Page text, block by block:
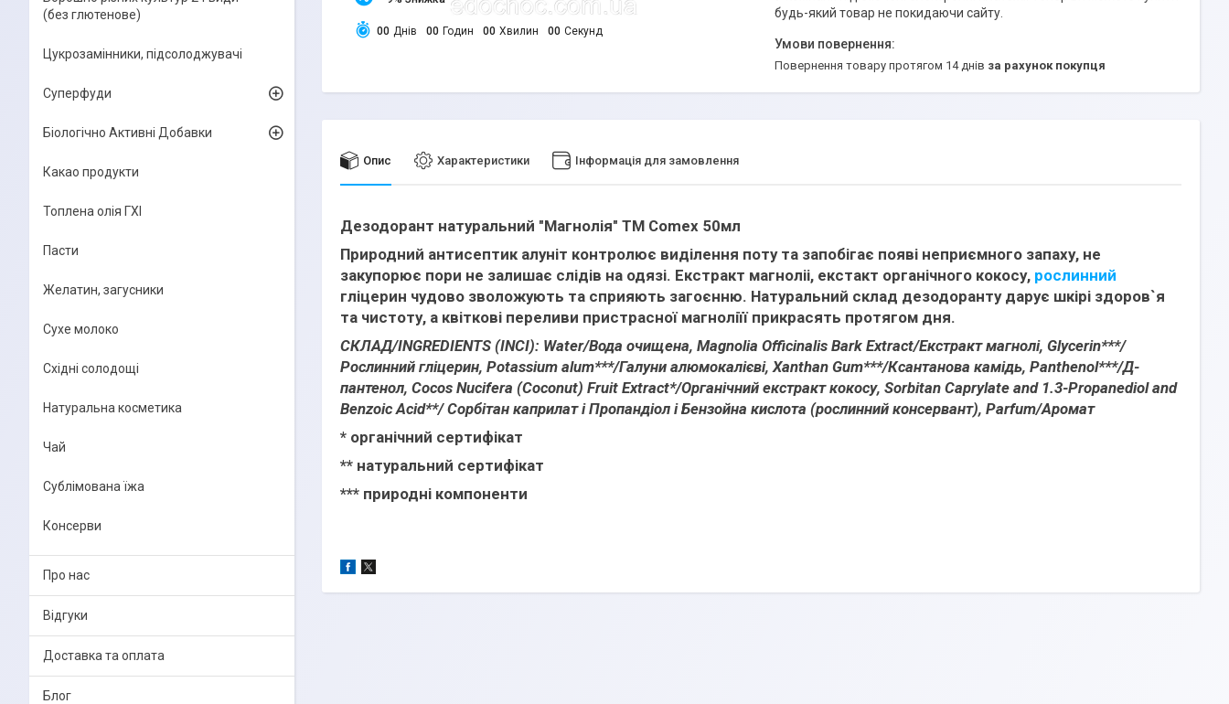
00 Днів 00 Годин 00 Хвилин 00 Секунд
будь-який товар не покидаючи сайту.
повернення товару протягом 14 днів за рахунок покупця
Опис Характеристики Інформація для замовлення
Дезодорант натуральний "Магнолія" ТМ Comex 50мл
Природний антисептик алуніт контролює виділення поту та запобігає появі неприємного запаху, не
закупорює пори не залишає слідів на одязі. Екстракт магноліі, екстакт органічного кокосу, рослинний
гліцерин чудово зволожують та сприяють загоєнню. Натуральний склад дезодоранту дарує шкірі здоров`я
та чистоту, а квіткові переливи пристрасної магноліїї прикрасять протягом дня.
CКЛАД/INGREDIENTS (INCI): Water/Вода очищена, Magnolia Officinalis Bark Extract/Екстракт магнолі, Glycerin***/
Рослинний гліцерин, Potassium alum***/Галуни алюмокалієві, Xanthan Gum***/Ксантанова камідь, Panthenol***/Д-
пантенол, Cocos Nucifera (Coconut) Fruit Extract*/Органічний екстракт кокосу, Sorbitan Caprylate and 1.3-Propanediol and
Benzoic Acid**/ Сорбітан каприлат і Пропандіол і Бензойна кислота (рослинний консервант), Parfum/Аромат
* органічний сертифікат
** натуральний сертифікат
*** природні компоненти
(без глютенове)
Цукрозамінники, підсолоджувачі
Суперфуди
Біологічно Активні Добавки
Какао продукти
Топлена олія ГХІ
Пасти
Желатин, загусники
Сухе молоко
Східні солодощі
Натуральна косметика
Чай
Сублімована їжа
Консерви
Про нас
Відгуки
Доставка та оплата
Блог